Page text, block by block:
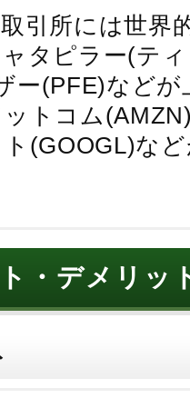
引所には世界
タピラー(テ
ー(PFE)など
トコム
(GOOGL)な
・デメリッ